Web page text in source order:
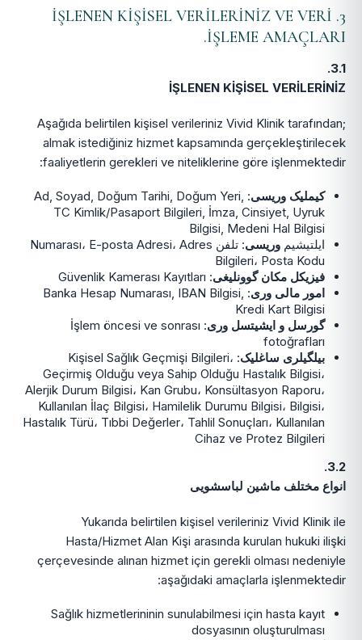
3. İŞLENEN KİŞİSEL VERİLERİNİZ VE VERİ
İŞLEME AMAÇLARI.
3.1.
İŞLENEN KİŞİSEL VERİLERİNİZ
Aşağıda belirtilen kişisel verileriniz Vivid Klinik tarafından;
almak istediğiniz hizmet kapsamında gerçekleştirilecek
faaliyetlerin gerekleri ve niteliklerine göre işlenmektedir:
کیملیک وریسی : Ad, Soyad, Doğum Tarihi, Doğum Yeri,
TC Kimlik/Pasaport Bilgileri, İmza, Cinsiyet, Uyruk
Bilgisi, Medeni Hal Bilgisi
ایلتیشیم وریسی
: تلفن Numarası، E-posta Adresi، Adres
Bilgileri، Posta Kodu
فیزیکل مکان گوونلیغی: Güvenlik Kamerası Kayıtları
امور مالی وری : Banka Hesap Numarası, IBAN Bilgisi,
Kredi Kart Bilgisi
گورسل و ایشیتسل وری : İşlem öncesi ve sonrası
fotoğrafları
بیلگیلری ساغلیک : Kişisel Sağlık Geçmişi Bilgileri،
Geçirmiş Olduğu veya Sahip Olduğu Hastalık Bilgisi،
Alerjik Durum Bilgisi، Kan Grubu، Konsültasyon Raporu،
Kullanılan İlaç Bilgisi، Hamilelik Durumu Bilgisi، Bilgisi،
Hastalık Türü، Tıbbi Değerler، Tahlil Sonuçları، Kullanılan
Cihaz ve Protez Bilgileri
3.2.
انواع مختلف ماشین لباسشویی
Yukarıda belirtilen kişisel verileriniz Vivid Klinik ile
Hasta/Hizmet Alan Kişi arasında kurulan hukuki ilişki
çerçevesinde alınan hizmet için gerekli olması nedeniyle
aşağıdaki amaçlarla işlenmektedir:
Sağlık hizmetlerininin sunulabilmesi için hasta kayıt
dosyasının oluşturulması